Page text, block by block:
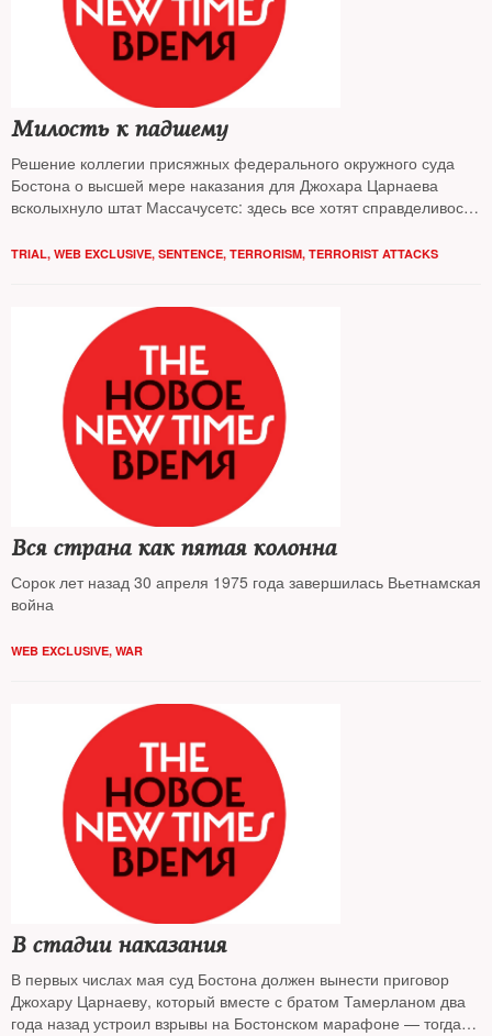
Милость к падшему
Решение коллегии присяжных федерального окружного суда
Бостона о высшей мере наказания для Джохара Царнаева
всколыхнуло штат Массачусетс: здесь все хотят справделивости
TRIAL, WEB EXCLUSIVE, SENTENCE, TERRORISM, TERRORIST ATTACKS
Вся страна как пятая колонна
Сорок лет назад 30 апреля 1975 года завершилась Вьетнамская
война
WEB EXCLUSIVE, WAR
В cтадии наказания
В первых числах мая суд Бостона должен вынести приговор
Джохару Царнаеву, который вместе с братом Тамерланом два
года назад устроил взрывы на Бостонском марафоне — тогда